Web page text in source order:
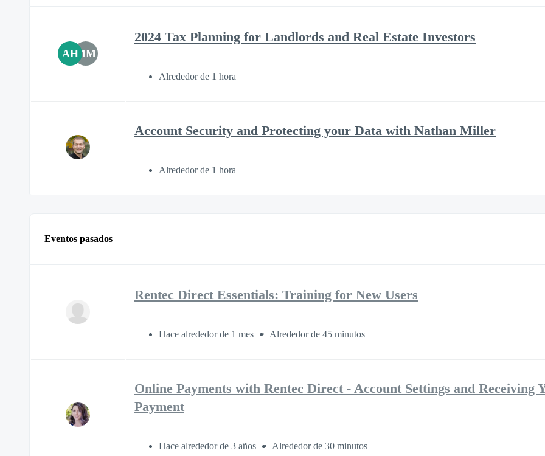
AHMM
2024 Tax Planning for Landlords and Real Estate Investors
Alrededor de 1 hora
Account Security and Protecting your Data with Nathan Miller
Alrededor de 1 hora
Eventos pasados
Rentec Direct Essentials: Training for New Users
Hace alrededor de 1 mes Alrededor de 45 minutos
Online Payments with Rentec Direct - Account Settings and Receiving
Payment
Hace alrededor de 3 años Alrededor de 30 minutos